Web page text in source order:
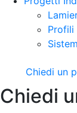
Profili
Chiedi un
Chiedi